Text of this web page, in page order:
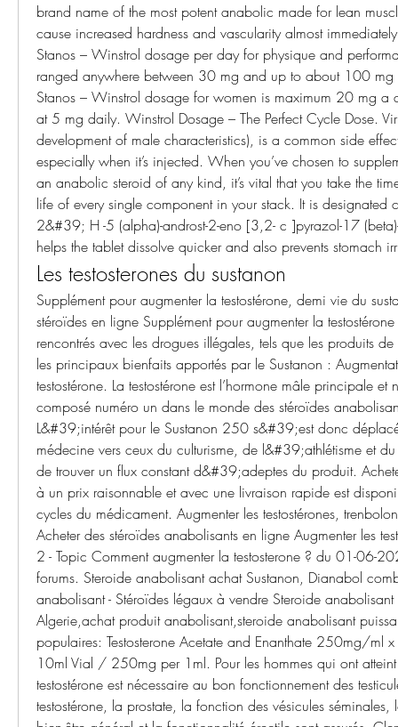
brand name of the most potent anabolic made for lean
cause increased hardness and vascularity almost
Stanos – Winstrol dosage per day for physique and
ranged anywhere between 30 mg and up to about 100 mg
Stanos – Winstrol dosage for women is maximum 20 mg a
at 5 mg daily. Winstrol Dosage – The Perfect Cycle Dose.
development of male characteristics), is a common side
especially when it’s injected. When you’ve chosen to
an anabolic steroid of any kind, it’s vital that you take the
life of every single component in your stack. It is designated
2&#39; H -5 (alpha)-androst-2-eno [3,2- c ]pyrazol-17
helps the tablet dissolve quicker and also prevents stomach
Les testosterones du sustanon
Supplément pour augmenter la testostérone, demi vie du
stéroïdes en ligne Supplément pour augmenter la testostérone
rencontrés avec les drogues illégales, tels que les produits
les principaux bienfaits apportés par le Sustanon :
testostérone. La testostérone est l’hormone mâle principale et
composé numéro un dans le monde des stéroïdes
L&#39;intérêt pour le Sustanon 250 s&#39;est donc
médecine vers ceux du culturisme, de l&#39;athlétisme et
de trouver un flux constant d&#39;adeptes du produit.
à un prix raisonnable et avec une livraison rapide est
cycles du médicament. Augmenter les testostérones,
Acheter des stéroïdes anabolisants en ligne Augmenter les
2 - Topic Comment augmenter la testosterone ? du 01-06-
forums. Steroide anabolisant achat Sustanon, Dianabol
anabolisant - Stéroïdes légaux à vendre Steroide
Algerie,achat produit anabolisant,steroide anabolisant
populaires: Testosterone Acetate and Enanthate 250mg/ml
10ml Vial / 250mg per 1ml. Pour les hommes qui ont
testostérone est nécessaire au bon fonctionnement des
testostérone, la prostate, la fonction des vésicules